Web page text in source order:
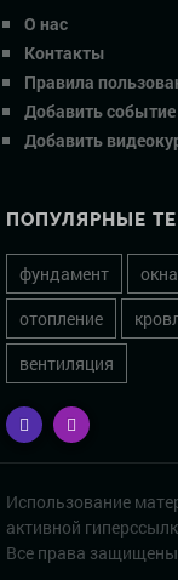
О нас
Контакты
Правила
Добавить событие
Добавить
ПОПУЛЯРНЫЕ
фундамент окна
отопление
вентиляция
Использование
активной
Все права защищены